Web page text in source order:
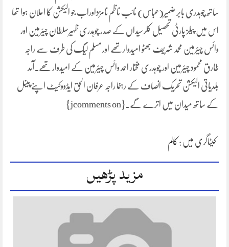
ساتھ چوہدری بابر ضمیر(عباس) نائب ناظم نامزداوراب جو الیکشن کا اعلان ہوا تھا
اس میں پیلز پارٹی تحصیل کلرسیداں کے صدر چوہدری ظہیرسلطان چیئرمین اور
وائس چیئرمین محمد شریف بھٹو امیدوارتھے اور مسلم لیگ کی طرف سے راجہ
طارق محمود چیئرمین اور چوہدری مختار احمد وائس چیئرمین کے امیدوار تھے۔آمد
بلدیاتی الیکشن تحریک انصاف کے رہنما راجہ عرفان الحق ایڈووکیٹ اپنے پینل
کے ساتھ میدان میں اترے گے۔{jcomments on}
کیٹاگری میں : کالم
مزید پڑھیں